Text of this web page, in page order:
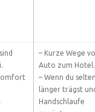
– Kurze Wege
Auto zum Hotel.
– Wenn du
länger trägst
Handschlaufe